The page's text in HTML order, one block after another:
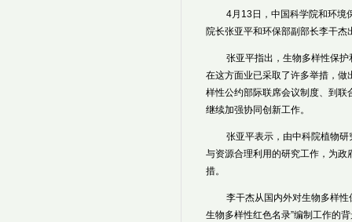
4月13日，中国科学院和环境
院长张亚平和环保部副部长李干杰
张亚平指出，生物多样性保
在这方面业已采取了许多举措，
样性公约部际联席会议制度、到
继续加强协同创新工作。
张亚平表示，由中科院植物
与资源合理利用的研究工作，为
措。
李干杰从国内外对生物多样
生物多样性红色名录”编制工作的